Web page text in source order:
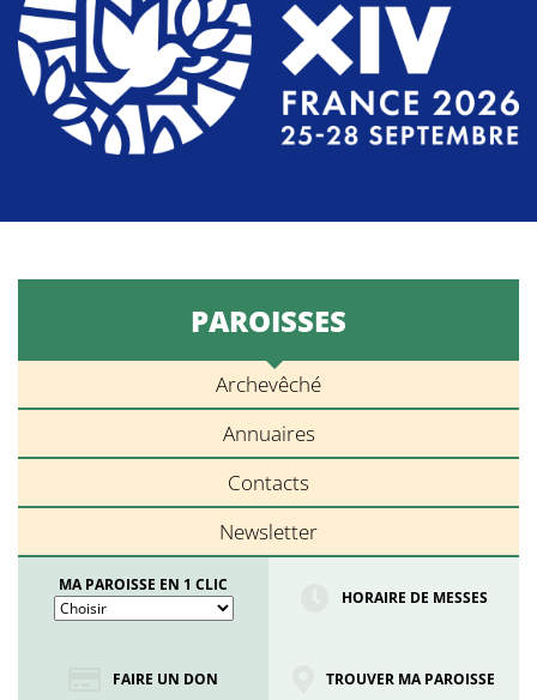
PAROISSES
Archevêché
Annuaires
Contacts
Newsletter
MA PAROISSE EN 1 CLIC
HORAIRE DE MESSES
FAIRE UN DON TROUVER MA PAROISSE